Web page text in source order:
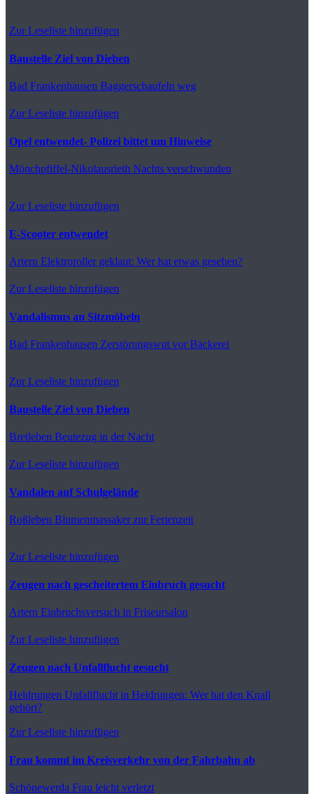
Zur Leseliste hinzufügen
Baustelle Ziel von Dieben
Bad Frankenhausen Baggerschaufeln weg
Zur Leseliste hinzufügen
Opel entwendet- Polizei bittet um Hinweise
Mönchpfiffel-Nikolausrieth Nachts verschwunden
Zur Leseliste hinzufügen
E-Scooter entwendet
Artern Elektroroller geklaut: Wer hat etwas gesehen?
Zur Leseliste hinzufügen
Vandalismus an Sitzmöbeln
Bad Frankenhausen Zerstörungswut vor Bäckerei
Zur Leseliste hinzufügen
Baustelle Ziel von Dieben
Bretleben Beutezug in der Nacht
Zur Leseliste hinzufügen
Vandalen auf Schulgelände
Roßleben Blumenmassaker zur Ferienzeit
Zur Leseliste hinzufügen
Zeugen nach gescheitertem Einbruch gesucht
Artern Einbruchsversuch in Friseursalon
Zur Leseliste hinzufügen
Zeugen nach Unfallflucht gesucht
Heldrungen Unfallflucht in Heldrungen: Wer hat den Knall
gehört?
Zur Leseliste hinzufügen
Frau kommt im Kreisverkehr von der Fahrbahn ab
Schönewerda Frau leicht verletzt